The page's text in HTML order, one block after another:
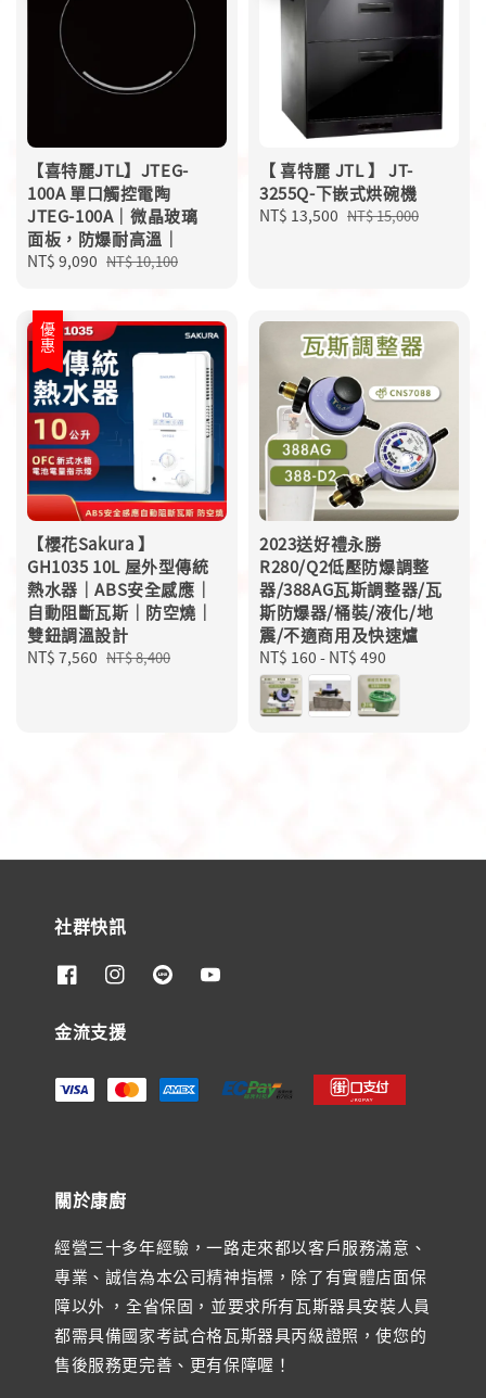
【喜特麗JTL】JTEG-
100A 單口觸控電陶
JTEG-100A｜微晶玻璃
面板，防爆耐高溫｜
Sale
NT$ 9,090 Regular
NT$ 10,100
【 喜特麗 JTL 】 JT-
3255Q-下嵌式烘碗機
Sale
NT$ 13,500 Regular
NT$ 15,000
優惠
【櫻花Sakura 】
GH1035 10L 屋外型傳統
熱水器｜ABS安全感應｜
自動阻斷瓦斯｜防空燒｜
雙鈕調溫設計
Sale
NT$ 7,560 Regular
NT$ 8,400
2023送好禮永勝
R280/Q2低壓防爆調整
器/388AG瓦斯調整器/瓦
斯防爆器/桶裝/液化/地
震/不適商用及快速爐
Regular
price
NT$ 160 - NT$ 490
社群快訊
金流支援
關於康廚
經營三十多年經驗，一路走來都以客戶服務滿意、
專業、誠信為本公司精神指標，除了有實體店面保
障以外 ，全省保固，並要求所有瓦斯器具安裝人員
都需具備國家考試合格瓦斯器具丙級證照，使您的
售後服務更完善、更有保障喔！